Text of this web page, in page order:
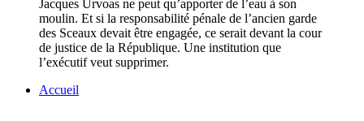
Jacques Urvoas ne peut qu’apporter de l’eau à son
moulin. Et si la responsabilité pénale de l’ancien garde
des Sceaux devait être engagée, ce serait devant la cour
de justice de la République. Une institution que
l’exécutif veut supprimer.
Accueil